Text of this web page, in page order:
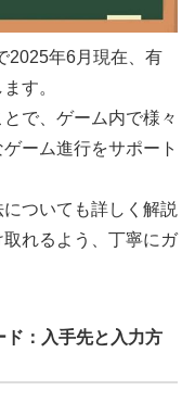
2025年6月現在、有
す。
で、ゲーム内で様々
ーム進行をサポート
ついても詳しく解説
れるよう、丁寧にガ
：入手先と入力方